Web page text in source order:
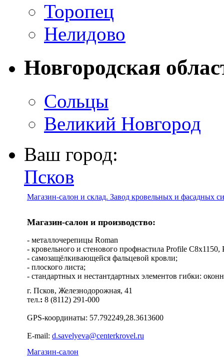
Торопец
Нелидово
Новгородская
Сольцы
Великий Новгород
Ваш город:
Псков
Магазин-салон и склад. Завод кровельных и фасадных
Магазин-салон и производство:
- металлочерепицы Roman
- кровельного и стенового профнастила Profile
- самозащёлкивающейся фальцевой кровли;
- плоского листа;
- стандартных и нестантдартных элементов гибки:
г. Псков, Железнодорожная, 41
тел.: 8 (8112) 291-000
GPS-координаты: 57.792249,28.3613600
E-mail: d.savelyeva@centerkrovel.ru
Магазин-салон